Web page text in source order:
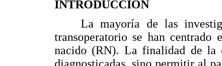
INTRODUCCIÓN
La mayoría de las
transoperatorio se han
nacido (RN). La finalidad de la